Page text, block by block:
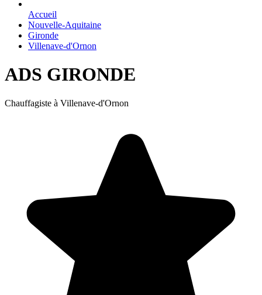
Accueil
Nouvelle-Aquitaine
Gironde
Villenave-d'Ornon
ADS GIRONDE
Chauffagiste à Villenave-d'Ornon